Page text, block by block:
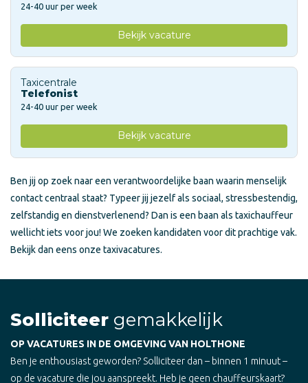
24-40 uur per week
Bekijk vacature
Taxicentrale
Telefonist
24-40 uur per week
Bekijk vacature
Ben jij op zoek naar een verantwoordelijke baan waarin menselijk
contact centraal staat? Typeer jij jezelf als sociaal, stressbestendig,
zelfstandig en dienstverlenend? Dan is een baan als taxichauffeur
wellicht iets voor jou! We zoeken kandidaten voor dit prachtige vak.
Bekijk dan eens onze taxivacatures.
Solliciteer gemakkelijk
OP VACATURES IN DE OMGEVING VAN HOLTHONE
Ben je enthousiast geworden? Solliciteer dan – binnen 1 minuut –
op de vacature die jou aanspreekt. Heb je geen chauffeurskaart?